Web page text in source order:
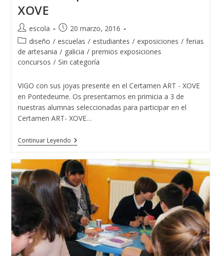
XOVE
Autor
de
la
entrada:
escola
Publicación
de
la
entrada:
20 marzo, 2016
Categoría
de
la
diseño / escuelas / estudiantes / exposiciones / ferias
de artesania / galicia / premios exposiciones
concursos / Sin categoría
VIGO con sus joyas presente en el Certamen ART - XOVE
en Pontedeume. Os presentamos en primicia a 3 de
nuestras alumnas seleccionadas para participar en el
Certamen ART- XOVE…
Continuar LeyendoVarias
Diseñadoras
Joyas
De
La
Escuela
De
Joyería
Del
Atlántico
Presentes
En
ART-
XOVE